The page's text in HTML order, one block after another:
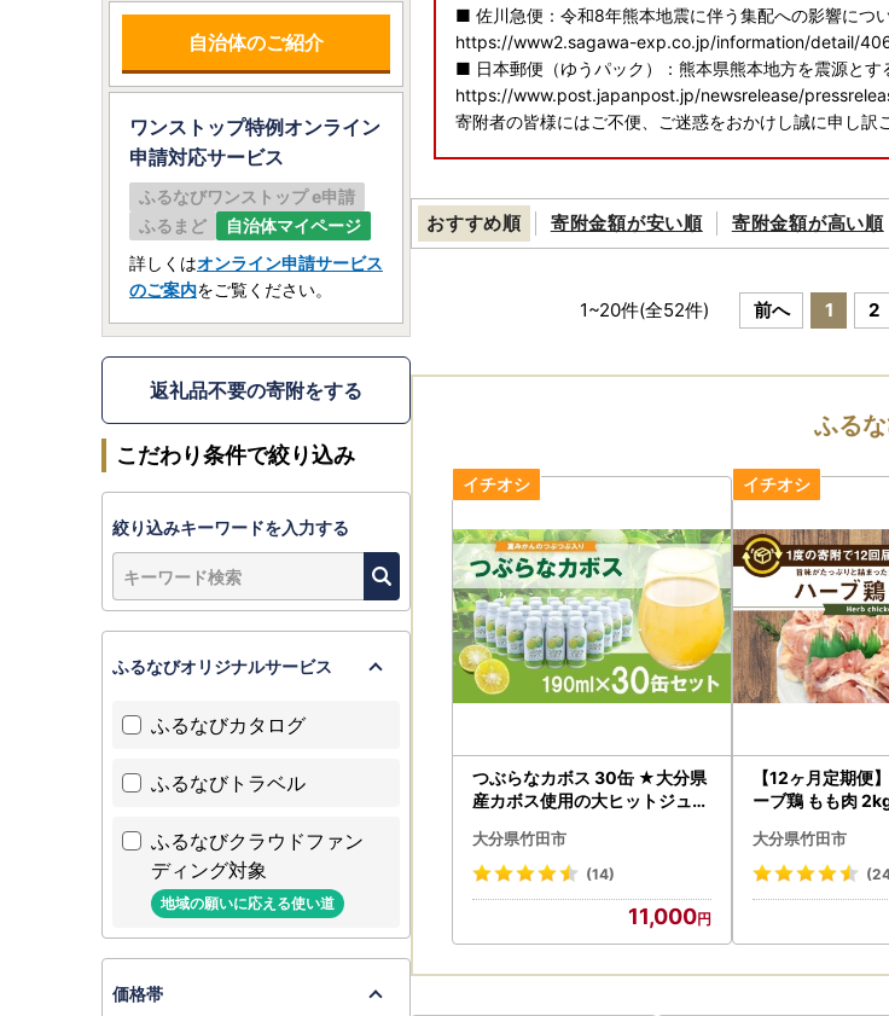
■ 佐川急便：令和8年熊本地震に伴う集配への影響につ
https://www2.sagawa-exp.co.jp/information/detail/
■ 日本郵便（ゆうパック）：熊本県熊本地方を震源とす
https://www.post.japanpost.jp/newsrelease/
寄附者の皆様にはご不便、ご迷惑をおかけし誠に申し訳
＜寄附額変更のご案内＞
竹田市ふるさと納税を応援いただきありがとうございます
一部返礼品につきましては2025年5月12日より寄附額を
＜オンラインワンストップ特例申請＞
複数自治体の寄附もまとめて申請ができ、変更届もオン
▼▼▼自治体マイページはこちらから▼▼▼
https://mypg.jp/
おすすめ順 寄附金額が安い順 寄附金額が高い順
1~20件(全52件) 前へ 1 2
ふる
つぶらなカボス 30缶 ★大分県
産カボス使用の大ヒットジュー
大分県竹田市
(14)
11,000
【12ヶ月定期便
ーブ鶏 もも肉
大分県竹田市
自治体のご紹介
ワンストップ特例オンライン
申請対応サービス
ふるなびワンストップ e申請
ふるまど
自治体マイページ
詳しくはオンライン申請サービス
のご案内をご覧ください。
返礼品不要の寄附をする
こだわり条件で絞り込み
絞り込みキーワードを入力する
ふるなびオリジナルサービス
ふるなびカタログ
ふるなびトラベル
ふるなびクラウドファン
ディング対象
地域の願いに応える使い道
価格帯